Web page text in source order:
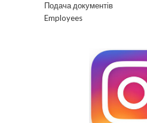
Подача документів
Employees